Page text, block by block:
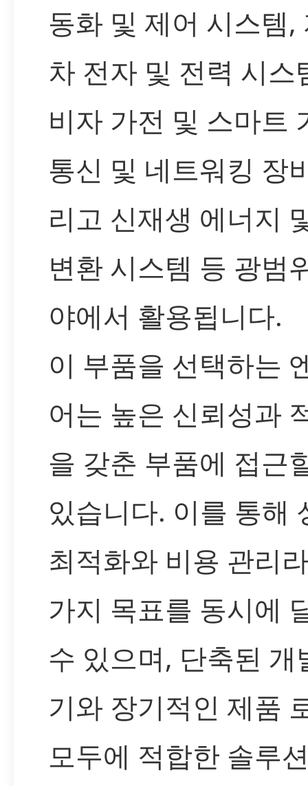
동화 및 제어 시스템,
차 전자 및 전력 시스
비자 가전 및 스마트
통신 및 네트워킹 장
리고 신재생 에너지
변환 시스템 등 광범
야에서 활용됩니다.
이 부품을 선택하는
어는 높은 신뢰성과
을 갖춘 부품에 접근
있습니다. 이를 통해
최적화와 비용 관리
가지 목표를 동시에
수 있으며, 단축된 개
기와 장기적인 제품
모두에 적합한 솔루